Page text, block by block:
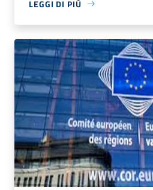
LEGGI DI PIÙ